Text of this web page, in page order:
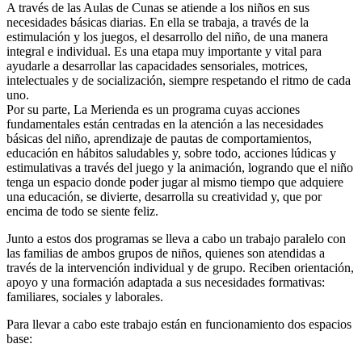
A través de las Aulas de Cunas se atiende a los niños en sus
necesidades básicas diarias. En ella se trabaja, a través de la
estimulación y los juegos, el desarrollo del niño, de una manera
integral e individual. Es una etapa muy importante y vital para
ayudarle a desarrollar las capacidades sensoriales, motrices,
intelectuales y de socialización, siempre respetando el ritmo de cada
uno.
Por su parte, La Merienda es un programa cuyas acciones
fundamentales están centradas en la atención a las necesidades
básicas del niño, aprendizaje de pautas de comportamientos,
educación en hábitos saludables y, sobre todo, acciones lúdicas y
estimulativas a través del juego y la animación, logrando que el niño
tenga un espacio donde poder jugar al mismo tiempo que adquiere
una educación, se divierte, desarrolla su creatividad y, que por
encima de todo se siente feliz.
Junto a estos dos programas se lleva a cabo un trabajo paralelo con
las familias de ambos grupos de niños, quienes son atendidas a
través de la intervención individual y de grupo. Reciben orientación,
apoyo y una formación adaptada a sus necesidades formativas:
familiares, sociales y laborales.
Para llevar a cabo este trabajo están en funcionamiento dos espacios
base: